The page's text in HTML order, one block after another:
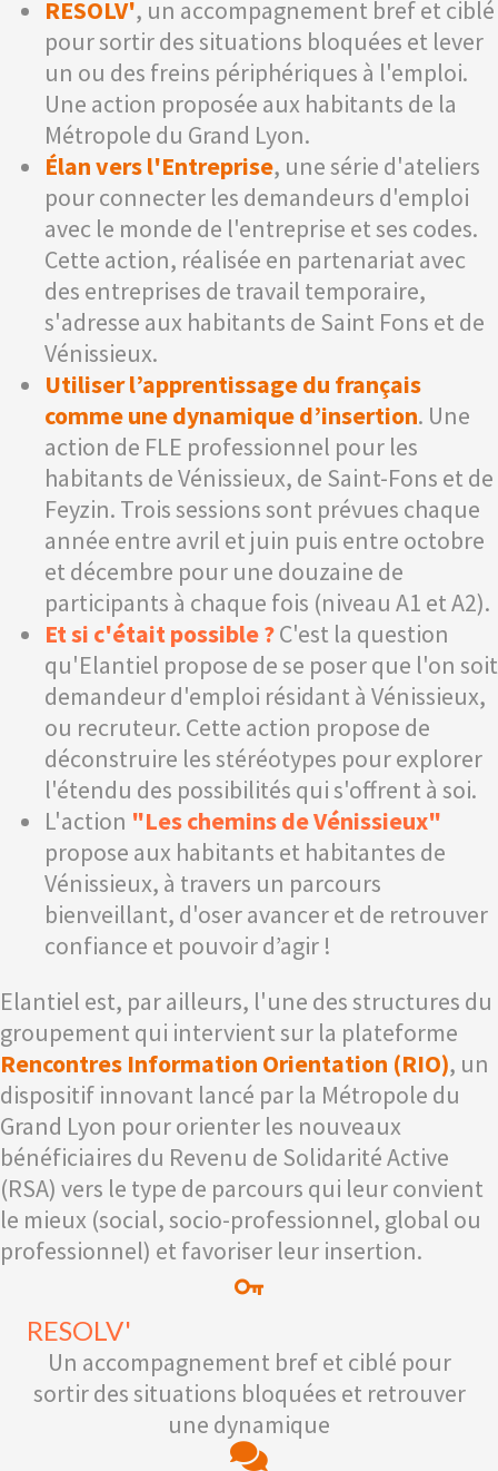
RESOLV', un accompagnement bref et ciblé
pour sortir des situations bloquées et lever
un ou des freins périphériques à l'emploi.
Une action proposée aux habitants de la
Métropole du Grand Lyon.
Élan vers l'Entreprise, une série d'ateliers
pour connecter les demandeurs d'emploi
avec le monde de l'entreprise et ses codes.
Cette action, réalisée en partenariat avec
des entreprises de travail temporaire,
s'adresse aux habitants de Saint Fons et de
Vénissieux.
Utiliser l’apprentissage du français
comme une dynamique d’insertion. Une
action de FLE professionnel pour les
habitants de Vénissieux, de Saint-Fons et de
Feyzin. Trois sessions sont prévues chaque
année entre avril et juin puis entre octobre
et décembre pour une douzaine de
participants à chaque fois (niveau A1 et A2).
Et si c'était possible ?C'est la question
qu'Elantiel propose de se poser que l'on soit
demandeur d'emploi résidant à Vénissieux,
ou recruteur. Cette action propose de
déconstruire les stéréotypes pour explorer
l'étendu des possibilités qui s'offrent à soi.
L'action "Les chemins de Vénissieux"
propose aux habitants et habitantes de
Vénissieux, à travers un parcours
bienveillant, d'oser avancer et de retrouver
confiance et pouvoir d’agir !
Elantiel est, par ailleurs, l'une des structures du
groupement qui intervient sur la plateforme
Rencontres Information Orientation (RIO), un
dispositif innovant lancé par la Métropole du
Grand Lyon pour orienter les nouveaux
bénéficiaires du Revenu de Solidarité Active
(RSA) vers le type de parcours qui leur convient
le mieux (social, socio-professionnel, global ou
professionnel) et favoriser leur insertion.
RESOLV'
Un accompagnement bref et ciblé pour
sortir des situations bloquées et retrouver
une dynamique